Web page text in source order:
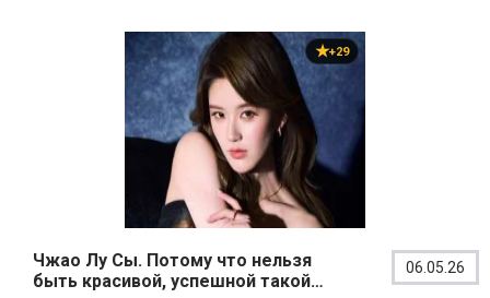
+29
Чжао Лу Сы. Потому что нельзя
быть красивой, успешной такой…
06.05.26